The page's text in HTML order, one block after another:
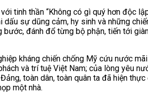
tinh thần “Không có gì quý hơn độc
sự dũng cảm, hy sinh và những
đánh đổ từng bộ phận, tiến tới
kháng chiến chống Mỹ cứu nước
và trí tuệ Việt Nam; của lòng yêu
toàn dân, toàn quân ta đã hiện
một nhà.